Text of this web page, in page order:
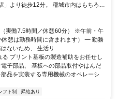
面から 通勤しているスタッフも活躍
駅 ・稲田堤駅 周辺エリアからもアク
すめです。 自転車通勤・バ
東京都稲城市押立1047-1
実働7.5時間／休憩60分） ※午前・午
憩は勤務時間に含まれます） ━ 勤務
ないため、 生活リ...
プリント基板の製造補助をお任せし
子部品。 基板への部品取付やはんだ
品を実装する専用機械のオペレーシ
フト制 昇給あり